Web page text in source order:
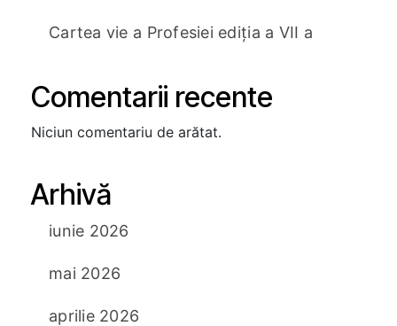
Cartea vie a Profesiei ediția a VII a
Comentarii recente
Niciun comentariu de arătat.
Arhivă
iunie 2026
mai 2026
aprilie 2026